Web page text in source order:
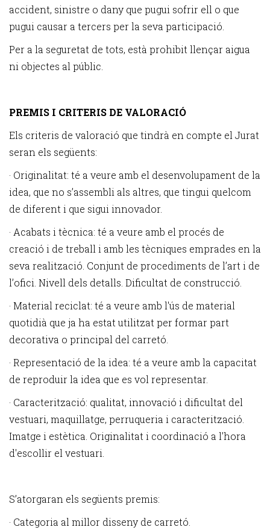
accident, sinistre o dany que pugui sofrir ell o que
pugui causar a tercers per la seva participació.
Per a la seguretat de tots, està prohibit llençar aigua
ni objectes al públic.
PREMIS I CRITERIS DE VALORACIÓ
Els criteris de valoració que tindrà en compte el Jurat
seran els següents:
· Originalitat: té a veure amb el desenvolupament de la
idea, que no s’assembli als altres, que tingui quelcom
de diferent i que sigui innovador.
· Acabats i tècnica: té a veure amb el procés de
creació i de treball i amb les tècniques emprades en la
seva realització. Conjunt de procediments de l’art i de
l’ofici. Nivell dels detalls. Dificultat de construcció.
· Material reciclat: té a veure amb l'ús de material
quotidià que ja ha estat utilitzat per formar part
decorativa o principal del carretó.
· Representació de la idea: té a veure amb la capacitat
de reproduir la idea que es vol representar.
· Caracterització: qualitat, innovació i dificultat del
vestuari, maquillatge, perruqueria i caracterització.
Imatge i estètica. Originalitat i coordinació a l'hora
d'escollir el vestuari.
S’atorgaran els següents premis:
· Categoria al millor disseny de carretó.